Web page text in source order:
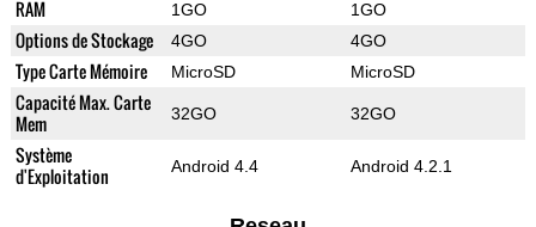
RAM 1GO 1GO
Options de Stockage 4GO 4GO
Type Carte Mémoire MicroSD MicroSD
Capacité Max. Carte
Mem
32GO 32GO
Système
d'Exploitation
Android 4.4 Android 4.2.1